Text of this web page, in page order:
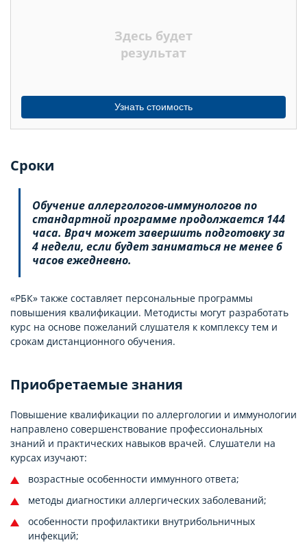
Здесь будет
результат
Узнать стоимость
Сроки
Обучение аллергологов-иммунологов по
стандартной программе продолжается 144
часа. Врач может завершить подготовку за
4 недели, если будет заниматься не менее 6
часов ежедневно.
«РБК» также составляет персональные программы
повышения квалификации. Методисты могут разработать
курс на основе пожеланий слушателя к комплексу тем и
срокам дистанционного обучения.
Приобретаемые знания
Повышение квалификации по аллергологии и иммунологии
направлено совершенствование профессиональных
знаний и практических навыков врачей. Слушатели на
курсах изучают:
возрастные особенности иммунного ответа;
методы диагностики аллергических заболеваний;
особенности профилактики внутрибольничных
инфекций;